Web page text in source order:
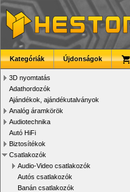
Kategóriák Újdonságok
3D nyomtatás
Adathordozók
Ajándékok, ajándékutalványok
Analóg áramkörök
Audiotechnika
Autó HiFi
Biztosítékok
Csatlakozók
Audio-Video csatlakozók
Autós csatlakozók
Banán csatlakozók